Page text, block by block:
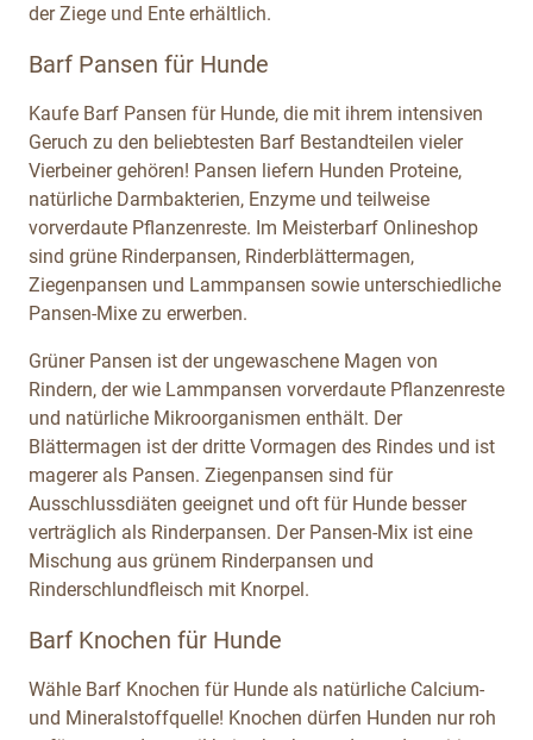
der Ziege und Ente erhältlich.
Barf Pansen für Hunde
Kaufe Barf Pansen für Hunde, die mit ihrem intensiven
Geruch zu den beliebtesten Barf Bestandteilen vieler
Vierbeiner gehören! Pansen liefern Hunden Proteine,
natürliche Darmbakterien, Enzyme und teilweise
vorverdaute Pflanzenreste. Im Meisterbarf Onlineshop
sind grüne Rinderpansen, Rinderblättermagen,
Ziegenpansen und Lammpansen sowie unterschiedliche
Pansen-Mixe zu erwerben.
Grüner Pansen ist der ungewaschene Magen von
Rindern, der wie Lammpansen vorverdaute Pflanzenreste
und natürliche Mikroorganismen enthält. Der
Blättermagen ist der dritte Vormagen des Rindes und ist
magerer als Pansen. Ziegenpansen sind für
Ausschlussdiäten geeignet und oft für Hunde besser
verträglich als Rinderpansen. Der Pansen-Mix ist eine
Mischung aus grünem Rinderpansen und
Rinderschlundfleisch mit Knorpel.
Barf Knochen für Hunde
Wähle Barf Knochen für Hunde als natürliche Calcium-
und Mineralstoffquelle! Knochen dürfen Hunden nur roh